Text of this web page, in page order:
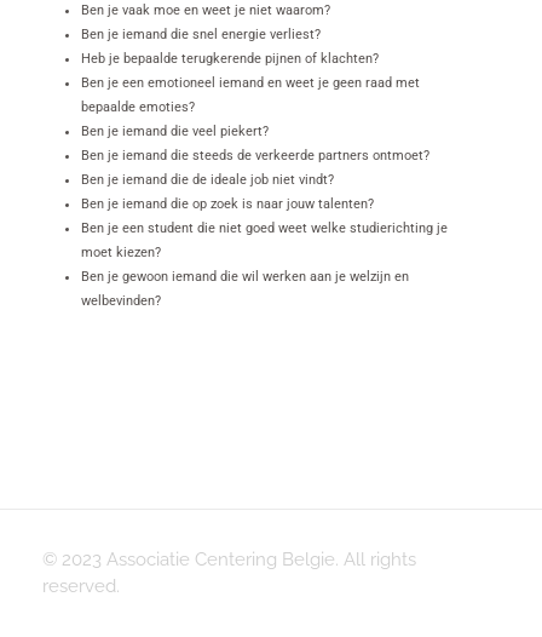
Ben je vaak moe en weet je niet waarom?
Ben je iemand die snel energie verliest?
Heb je bepaalde terugkerende pijnen of klachten?
Ben je een emotioneel iemand en weet je geen raad met
bepaalde emoties?
Ben je iemand die veel piekert?
Ben je iemand die steeds de verkeerde partners ontmoet?
Ben je iemand die de ideale job niet vindt?
Ben je iemand die op zoek is naar jouw talenten?
Ben je een student die niet goed weet welke studierichting je
moet kiezen?
Ben je gewoon iemand die wil werken aan je welzijn en
welbevinden?
© 2023 Associatie Centering Belgie. All rights
reserved.